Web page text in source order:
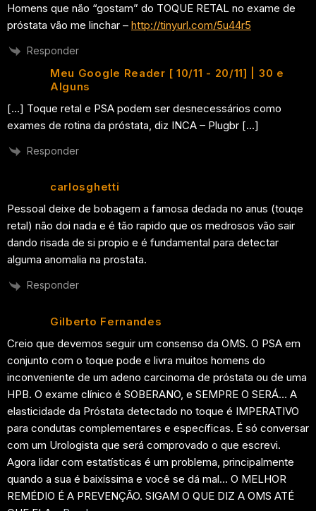
Homens que não “gostam” do TOQUE RETAL no exame de
próstata vão me linchar – http://tinyurl.com/5u44r5
Responder
Meu Google Reader [ 10/11 - 20/11] | 30 e
Alguns
[…] Toque retal e PSA podem ser desnecessários como
exames de rotina da próstata, diz INCA – Plugbr […]
Responder
carlosghetti
Pessoal deixe de bobagem a famosa dedada no anus (touqe
retal) não doi nada e é tão rapido que os medrosos vão sair
dando risada de si propio e é fundamental para detectar
alguma anomalia na prostata.
Responder
Gilberto Fernandes
Creio que devemos seguir um consenso da OMS. O PSA em
conjunto com o toque pode e livra muitos homens do
inconveniente de um adeno carcinoma de próstata ou de uma
HPB. O exame clínico é SOBERANO, e SEMPRE O SERÁ… A
elasticidade da Próstata detectado no toque é IMPERATIVO
para condutas complementares e específicas. É só conversar
com um Urologista que será comprovado o que escrevi.
Agora lidar com estatísticas é um problema, principalmente
quando a sua é baixíssima e você se dá mal… O MELHOR
REMÉDIO É A PREVENÇÃO. SIGAM O QUE DIZ A OMS ATÉ